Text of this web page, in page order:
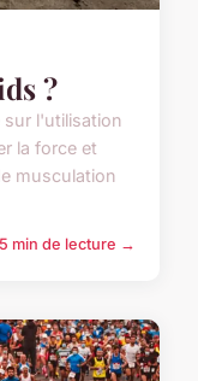
?
sur l'utilisation
la force et
musculation
5 min de lecture →